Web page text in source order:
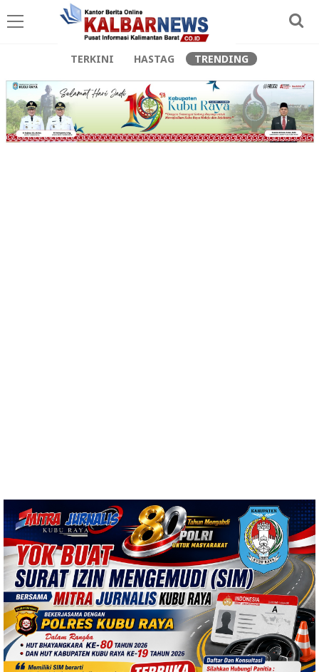
TERKINI HASTAG TRENDING